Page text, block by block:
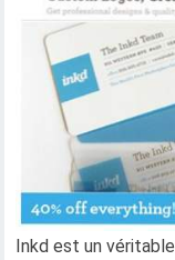
Inkd est un